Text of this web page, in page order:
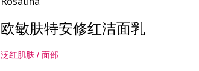
欧敏肤特安修红洁面乳
泛红肌肤 / 面部